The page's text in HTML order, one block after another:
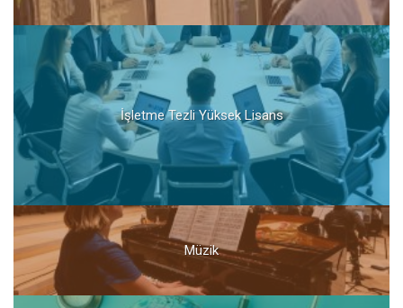
İşletme Tezli Yüksek Lisans
Müzik